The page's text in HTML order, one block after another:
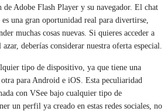
de Adobe Flash Player y su navegador. El chat
una gran oportunidad real para divertirse,
muchas cosas nuevas. Si quieres acceder a
deberías considerar nuestra oferta especial.
tipo de dispositivo, ya que tiene una
para Android e iOS. Esta peculiaridad
con VSee bajo cualquier tipo de
un perfil ya creado en estas redes sociales, no